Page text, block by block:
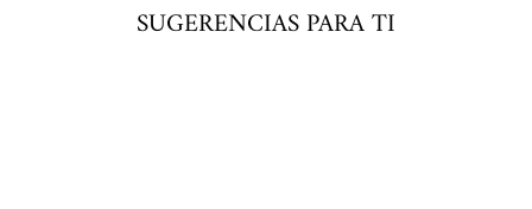
SUGERENCIAS PARA TI